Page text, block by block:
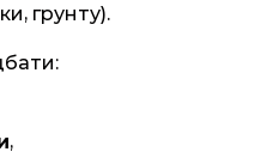
грунту).
,